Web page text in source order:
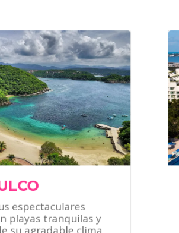
espectaculares
playas tranquilas y
¿QUÉ HACER?
de increíbles paseos
en barco.
senderismo en la
jungla.
con la naturaleza al
parques ecológicos.